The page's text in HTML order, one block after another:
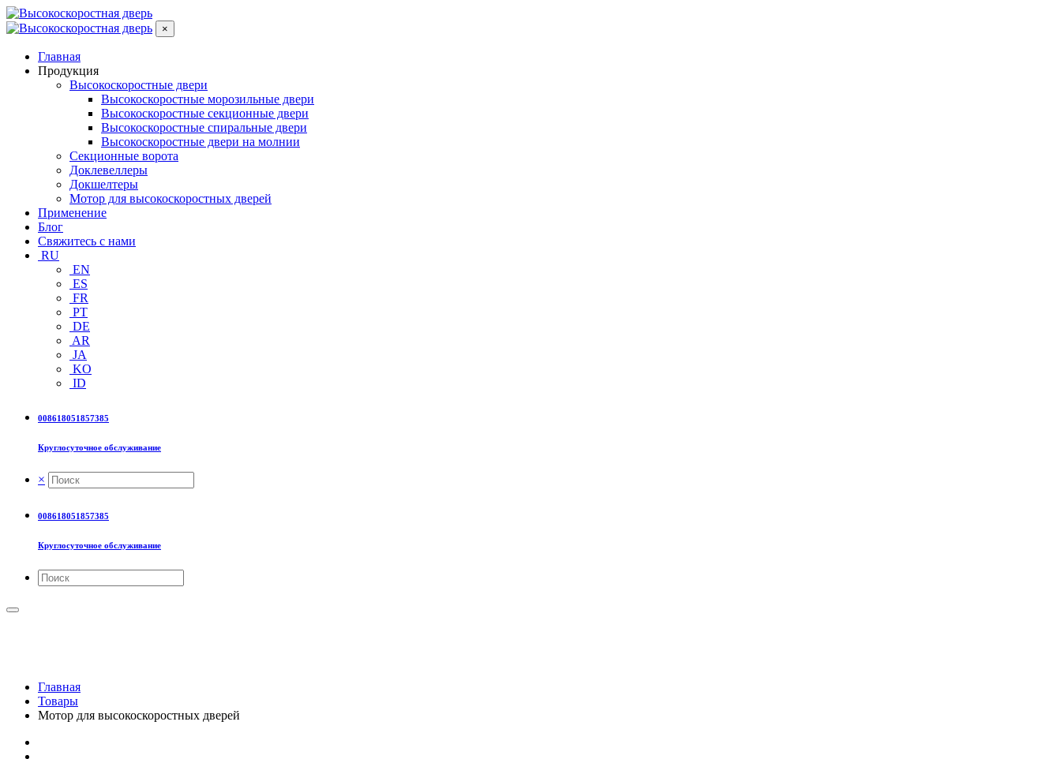
×
Главная
Продукция
Высокоскоростные двери
Высокоскоростные морозильные двери
Высокоскоростные секционные двери
Высокоскоростные спиральные двери
Высокоскоростные двери на молнии
Секционные ворота
Доклевеллеры
Докшелтеры
Мотор для высокоскоростных дверей
Применение
Блог
Свяжитесь с нами
RU
EN
ES
FR
PT
DE
AR
JA
KO
ID
008618051857385
Круглосуточное обслуживание
×
008618051857385
Круглосуточное обслуживание
Главная
Товары
Мотор для высокоскоростных дверей